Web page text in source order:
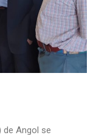
de Angol se